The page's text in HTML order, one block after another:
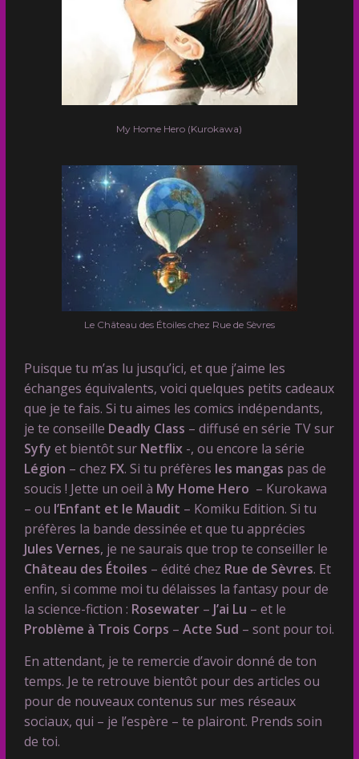
My Home Hero (Kurokawa)
Le Château des Étoiles chez Rue de Sèvres
Puisque tu m’as lu jusqu’ici, et que j’aime les
échanges équivalents, voici quelques petits cadeaux
que je te fais. Si tu aimes les comics indépendants,
je te conseille Deadly Class – diffusé en série TV sur
Syfy et bientôt sur Netflix-, ou encore la série
Légion – chez FX. Si tu préfères les mangas pas de
soucis ! Jette un oeil à My Home Hero – Kurokawa
– ou l’Enfant et le Maudit – Komiku Edition. Si tu
préfères la bande dessinée et que tu apprécies
Jules Vernes, je ne saurais que trop te conseiller le
Château des Étoiles – édité chez Rue de Sèvres. Et
enfin, si comme moi tu délaisses la fantasy pour de
la science-fiction : Rosewater– J’ai Lu – et le
Problème à Trois Corps – Acte Sud – sont pour toi.
En attendant, je te remercie d’avoir donné de ton
temps. Je te retrouve bientôt pour des articles ou
pour de nouveaux contenus sur mes réseaux
sociaux, qui – je l’espère – te plairont. Prends soin
de toi.